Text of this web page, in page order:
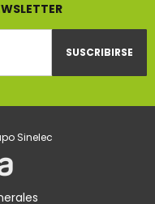
SUSCRIBIRSE
Sinelec